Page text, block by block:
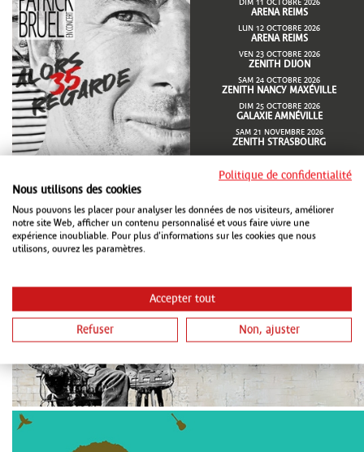
DIM 11 OCTOBRE 2026
ARENA REIMS
LUN 12 OCTOBRE 2026
ARENA REIMS
VEN 23 OCTOBRE 2026
ZENITH DIJON
SAM 24 OCTOBRE 2026
ZENITH NANCY MAXÉVILLE
DIM 25 OCTOBRE 2026
GALAXIE AMNÉVILLE
SAM 21 NOVEMBRE 2026
ZENITH STRASBOURG
...
JEU 15 OCTOBRE 2026
SAM 16 JANVIER 2027
L'AXONE MONTBÉLIARD
VEN 26 MARS 2027
Politique de confidentialité
Nous utilisons des cookies
Nous pouvons les placer pour analyser les données de nos visiteurs, améliorer
notre site Web, afficher un contenu personnalisé et vous faire vivre une
expérience inoubliable. Pour plus d'informations sur les cookies que nous
utilisons, ouvrez les paramètres.
Accepter tout
Refuser Non, ajuster